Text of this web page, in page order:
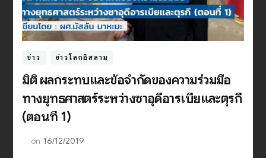
ข่าว ข่าวโลกอิสลาม
มิติ ผลกระทบและข้อจำกัดของความร่วมมือ
ทางยุทธศาสตร์ระหว่างซาอุดีอารเบียและตุรกี
(ตอนที่ 1)
on 16/12/2019